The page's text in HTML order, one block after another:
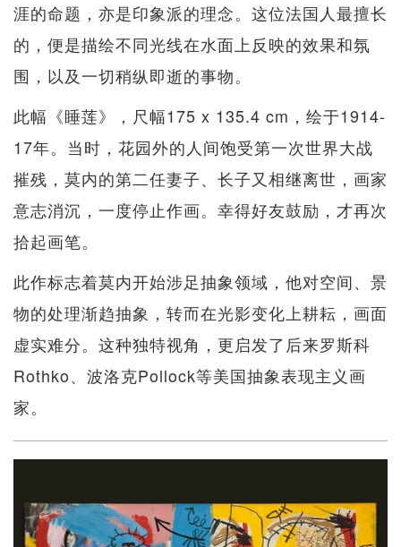
涯的命题，亦是印象派的理念。这位法国人最擅长
的，便是描绘不同光线在水面上反映的效果和氛
围，以及一切稍纵即逝的事物。
此幅《睡莲》，尺幅175 x 135.4 cm，绘于1914-
17年。当时，花园外的人间饱受第一次世界大战
摧残，莫内的第二任妻子、长子又相继离世，画家
意志消沉，一度停止作画。幸得好友鼓励，才再次
拾起画笔。
此作标志着莫内开始涉足抽象领域，他对空间、景
物的处理渐趋抽象，转而在光影变化上耕耘，画面
虚实难分。这种独特视角，更启发了后来罗斯科
Rothko、波洛克Pollock等美国抽象表现主义画
家。